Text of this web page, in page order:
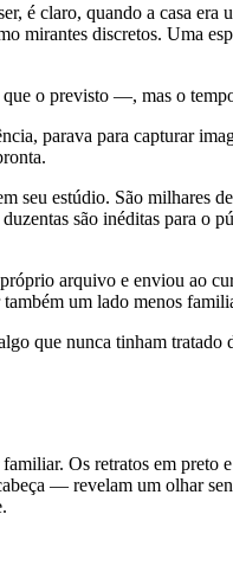
é claro, quando a casa
mirantes discretos. Uma
o previsto —, mas o
parava para capturar
estúdio. São milhares
são inéditas para
arquivo e enviou ao
um lado menos
que nunca tinham tratado
Os retratos em
— revelam um olhar